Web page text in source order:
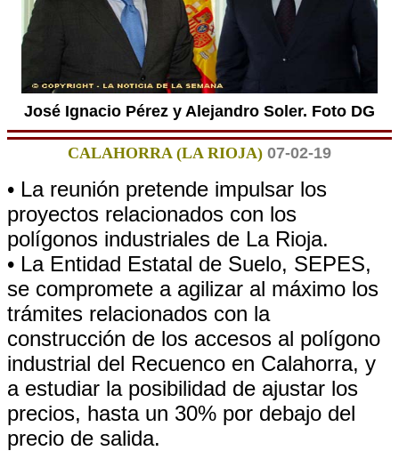
José Ignacio Pérez y Alejandro Soler. Foto DG
CALAHORRA (LA RIOJA) 07-02-19
• La reunión pretende impulsar los
proyectos relacionados con los
polígonos industriales de La Rioja.
• La Entidad Estatal de Suelo, SEPES,
se compromete a agilizar al máximo los
trámites relacionados con la
construcción de los accesos al polígono
industrial del Recuenco en Calahorra, y
a estudiar la posibilidad de ajustar los
precios, hasta un 30% por debajo del
precio de salida.